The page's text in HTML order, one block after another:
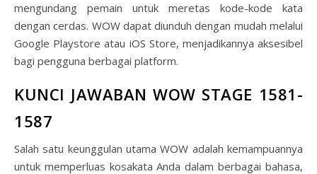
mengundang pemain untuk meretas kode-kode kata
dengan cerdas. WOW dapat diunduh dengan mudah melalui
Google Playstore atau iOS Store, menjadikannya aksesibel
bagi pengguna berbagai platform.
KUNCI JAWABAN WOW STAGE 1581-
1587
Salah satu keunggulan utama WOW adalah kemampuannya
untuk memperluas kosakata Anda dalam berbagai bahasa,